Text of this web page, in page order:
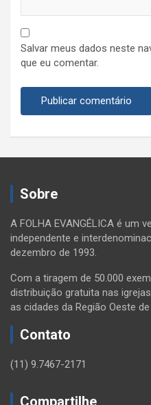
Salvar meus dados neste
que eu comentar.
Sobre
A FOLHA EVANGÉLICA é um
independente e
dezembro de 1993.
Com a tiragem de 50.000
distribuição gratuita nas
as cidades da Região Oeste de
Contato
(11) 9.7467-2171
Compartilhe